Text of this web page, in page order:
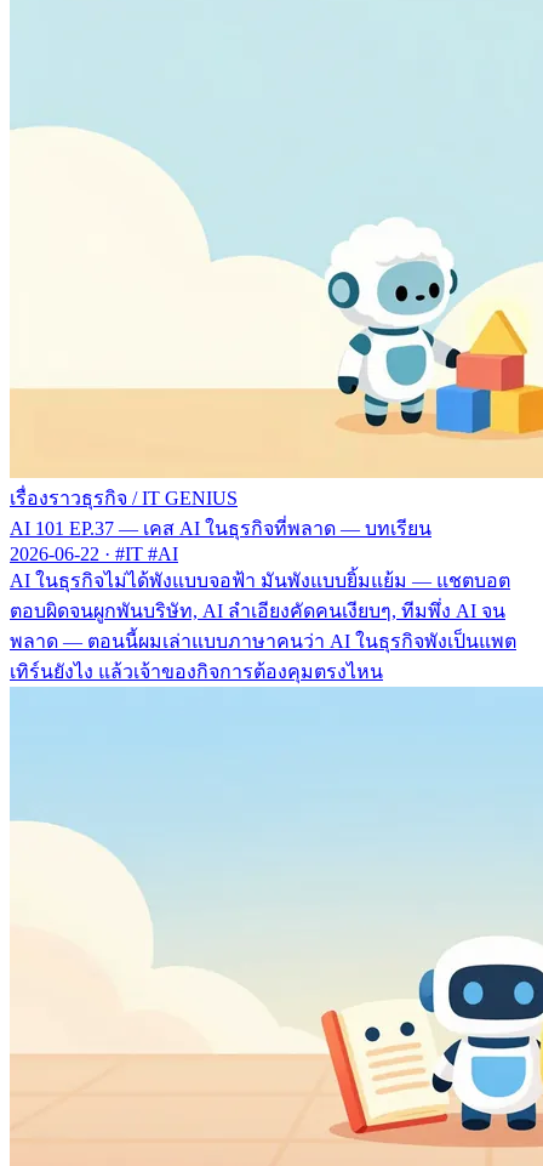
เรื่องราวธุรกิจ / IT GENIUS
AI 101 EP.37 — เคส AI ในธุรกิจที่พลาด — บทเรียน
2026-06-22 · #IT #AI
AI ในธุรกิจไม่ได้พังแบบจอฟ้า มันพังแบบยิ้มแย้ม — แชตบอต
ตอบผิดจนผูกพันบริษัท, AI ลำเอียงคัดคนเงียบๆ, ทีมพึ่ง AI จน
พลาด — ตอนนี้ผมเล่าแบบภาษาคนว่า AI ในธุรกิจพังเป็นแพต
เทิร์นยังไง แล้วเจ้าของกิจการต้องคุมตรงไหน